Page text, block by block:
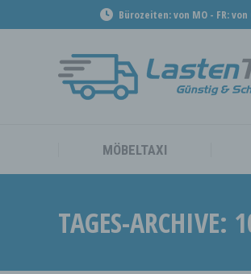
Bürozeiten: von MO - FR: von
MÖBELTAXI
TAGES-ARCHIVE: